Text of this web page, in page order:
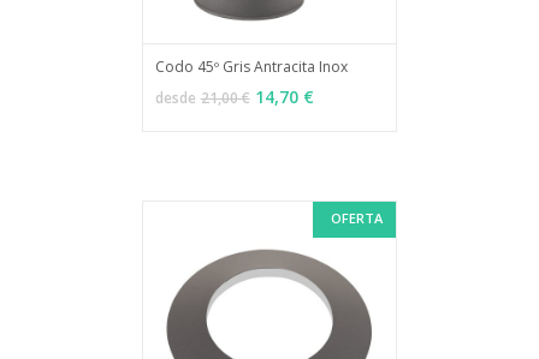
VER OPCIONES
Codo 45º Gris Antracita Inox
desde 21,00 € 14,70 €
OFERTA